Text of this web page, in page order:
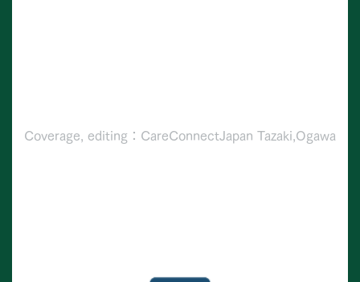
Coverage, editing：CareConnectJapan Tazaki,Ogawa